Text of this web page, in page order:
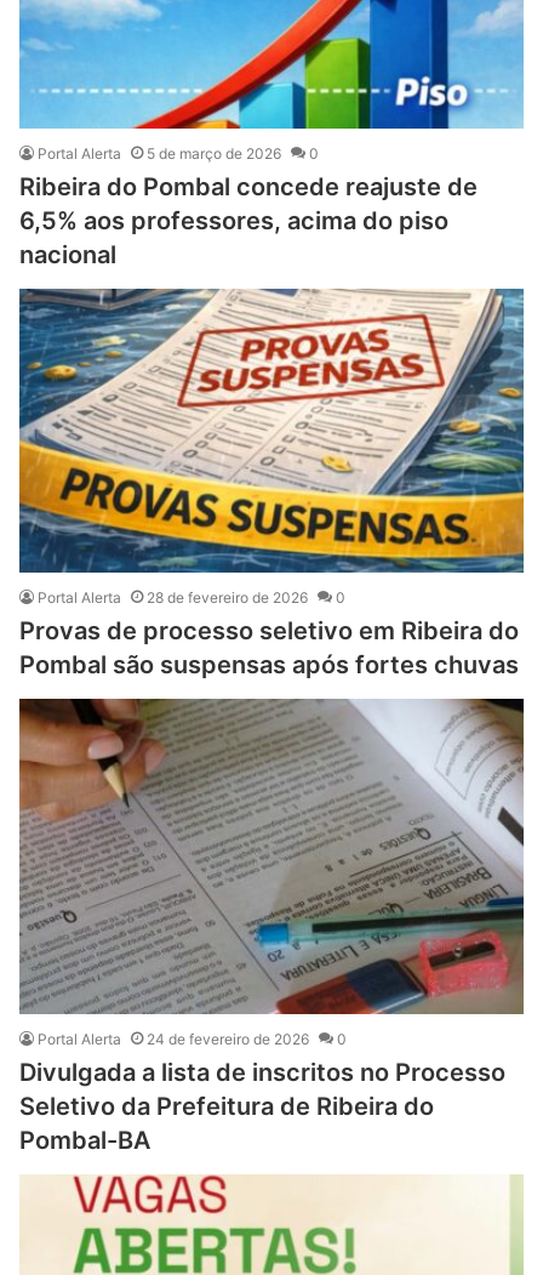
Portal Alerta 5 de março de 2026 0
Ribeira do Pombal concede reajuste de
6,5% aos professores, acima do piso
nacional
Portal Alerta 28 de fevereiro de 2026 0
Provas de processo seletivo em Ribeira do
Pombal são suspensas após fortes chuvas
Portal Alerta 24 de fevereiro de 2026 0
Divulgada a lista de inscritos no Processo
Seletivo da Prefeitura de Ribeira do
Pombal-BA